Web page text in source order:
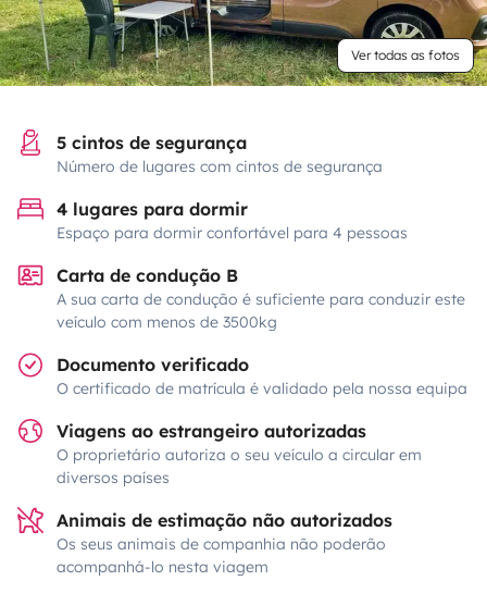
Ver todas as fotos
5 cintos de segurança
Número de lugares com cintos de segurança
4 lugares para dormir
Espaço para dormir confortável para 4 pessoas
Carta de condução B
A sua carta de condução é suficiente para conduzir este
veículo com menos de 3500kg
Documento verificado
O certificado de matrícula é validado pela nossa equipa
Viagens ao estrangeiro autorizadas
O proprietário autoriza o seu veículo a circular em
diversos países
Animais de estimação não autorizados
Os seus animais de companhia não poderão
acompanhá-lo nesta viagem